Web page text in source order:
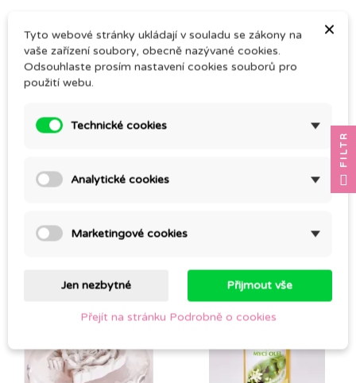
289,00 Kč
(1)
×
Tyto webové stránky ukládají v souladu se zákony na
vaše zařízení soubory, obecně nazývané cookies.
Odsouhlaste prosím nastavení cookies souborů pro
použití webu.
Technické cookies
Analytické cookies
Marketingové cookies
Jen nezbytné Přijmout vše
Přejít na stránku Podrobně o cookies
FILTR